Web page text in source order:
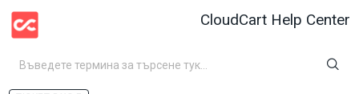
CloudCart Help Center